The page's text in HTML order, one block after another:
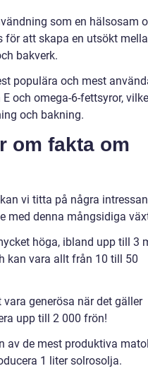
som en hälsosam
för att skapa en utsökt
bakverk.
populära och mest
och omega-6-fettsyror,
och bakning.
om fakta om
vi titta på några
med denna mångsidiga
höga, ibland upp till 3
kan vara allt från 10 till 50
generösa när det gäller
upp till 2 000 frön!
av de mest produktiva
1 liter solrosolja.